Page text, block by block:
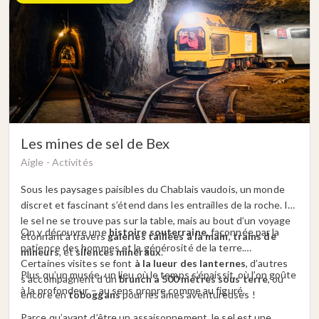
Les mines de sel de Bex
Aigle - Activités
Sous les paysages paisibles du Chablais vaudois, un monde
discret et fascinant s’étend dans les entrailles de la roche. Ici,
le sel ne se trouve pas sur la table, mais au bout d’un voyage
étonnant à traversgaleries taillées à la main,trains de
mineurs, etsilences minéraux.
On y découvre une histoire souterraine, façonnée par la
patience des hommes et la générosité de la terre.
Certaines visites se font à la lueur des lanternes, d’autres
s’accompagnent d’unbrunch à 500 mètres sous terre, ou
encore entobogganspour les âmes aventureuses !
Plus qu’un musée, un lieu où le temps s’épaissit, où l’on goûte
à la profondeur – au sens propre comme au figuré.